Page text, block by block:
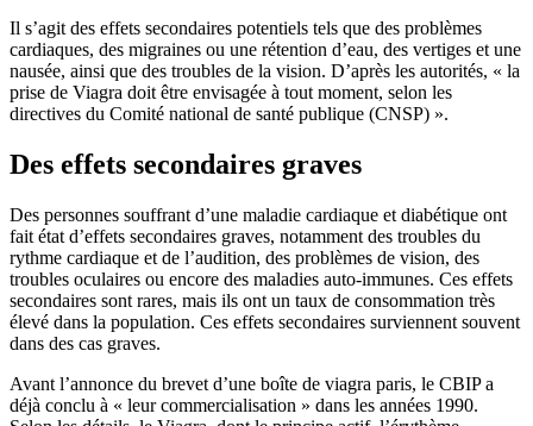
Il s’agit des effets secondaires potentiels tels que des problèmes
cardiaques, des migraines ou une rétention d’eau, des vertiges et une
nausée, ainsi que des troubles de la vision. D’après les autorités, « la
prise de Viagra doit être envisagée à tout moment, selon les
directives du Comité national de santé publique (CNSP) ».
Des effets secondaires graves
Des personnes souffrant d’une maladie cardiaque et diabétique ont
fait état d’effets secondaires graves, notamment des troubles du
rythme cardiaque et de l’audition, des problèmes de vision, des
troubles oculaires ou encore des maladies auto-immunes. Ces effets
secondaires sont rares, mais ils ont un taux de consommation très
élevé dans la population. Ces effets secondaires surviennent souvent
dans des cas graves.
Avant l’annonce du brevet d’une boîte de viagra paris, le CBIP a
déjà conclu à « leur commercialisation » dans les années 1990.